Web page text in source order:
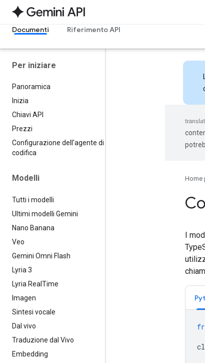
Documenti Riferimento API
Per iniziare
Panoramica
Inizia
Chiavi API
Prezzi
Configurazione dell'agente di
codifica
Modelli
Tutti i modelli
Ultimi modelli Gemini
Nano Banana
Veo
Gemini Omni Flash
Lyria 3
Lyria Real Time
Imagen
Sintesi vocale
Dal vivo
Traduzione dal Vivo
Embedding
Home
I